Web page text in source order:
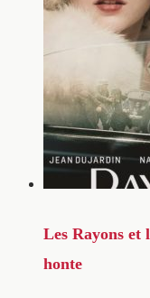
Les Rayons et
honte